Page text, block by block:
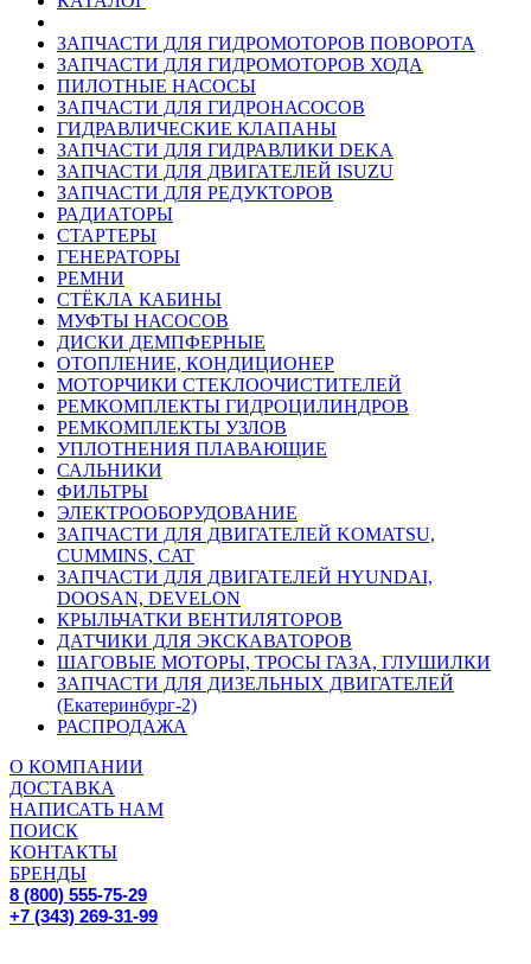
ЗАПЧАСТИ ДЛЯ ГИДРОМОТОРОВ ПОВОРОТА
ЗАПЧАСТИ ДЛЯ ГИДРОМОТОРОВ ХОДА
ПИЛОТНЫЕ НАСОСЫ
ЗАПЧАСТИ ДЛЯ ГИДРОНАСОСОВ
ГИДРАВЛИЧЕСКИЕ КЛАПАНЫ
ЗАПЧАСТИ ДЛЯ ГИДРАВЛИКИ DEKA
ЗАПЧАСТИ ДЛЯ ДВИГАТЕЛЕЙ ISUZU
ЗАПЧАСТИ ДЛЯ РЕДУКТОРОВ
РАДИАТОРЫ
СТАРТЕРЫ
ГЕНЕРАТОРЫ
РЕМНИ
СТЁКЛА КАБИНЫ
МУФТЫ НАСОСОВ
ДИСКИ ДЕМПФЕРНЫЕ
ОТОПЛЕНИЕ, КОНДИЦИОНЕР
МОТОРЧИКИ СТЕКЛООЧИСТИТЕЛЕЙ
РЕМКОМПЛЕКТЫ ГИДРОЦИЛИНДРОВ
РЕМКОМПЛЕКТЫ УЗЛОВ
УПЛОТНЕНИЯ ПЛАВАЮЩИЕ
САЛЬНИКИ
ФИЛЬТРЫ
ЭЛЕКТРООБОРУДОВАНИЕ
ЗАПЧАСТИ ДЛЯ ДВИГАТЕЛЕЙ KOMATSU,
CUMMINS, CAT
ЗАПЧАСТИ ДЛЯ ДВИГАТЕЛЕЙ HYUNDAI,
DOOSAN, DEVELON
КРЫЛЬЧАТКИ ВЕНТИЛЯТОРОВ
ДАТЧИКИ ДЛЯ ЭКСКАВАТОРОВ
ШАГОВЫЕ МОТОРЫ, ТРОСЫ ГАЗА, ГЛУШИЛКИ
ЗАПЧАСТИ ДЛЯ ДИЗЕЛЬНЫХ ДВИГАТЕЛЕЙ
(Екатеринбург-2)
РАСПРОДАЖА
О КОМПАНИИ
ДОСТАВКА
НАПИСАТЬ НАМ
ПОИСК
КОНТАКТЫ
БРЕНДЫ
8 (800) 555-75-29
+7 (343) 269-31-99